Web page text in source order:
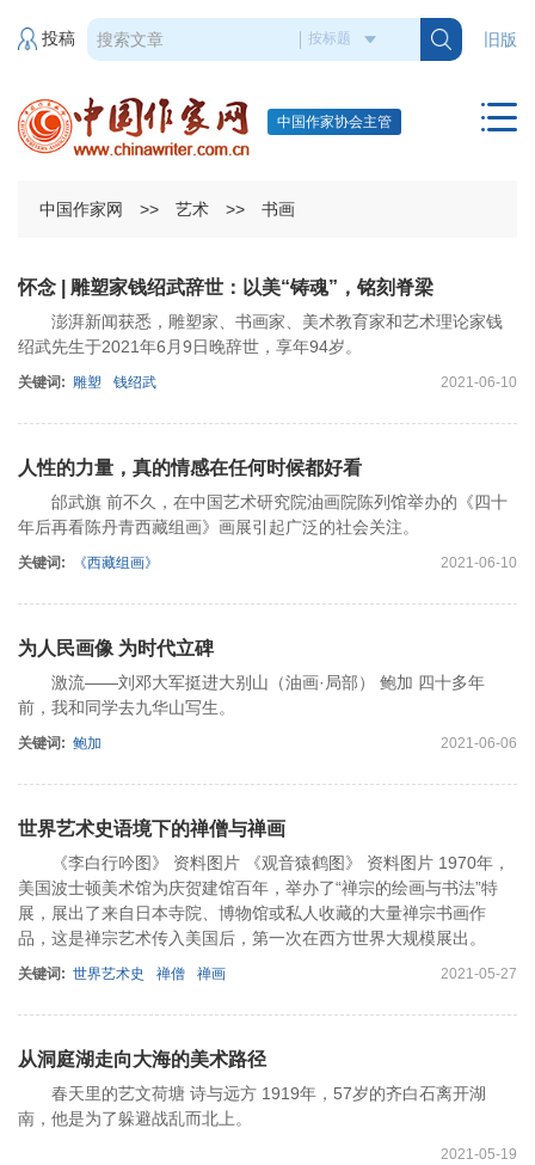
旧版
投稿
中国作家协会主管
中国作家网 >> 艺术 >> 书画
怀念 | 雕塑家钱绍武辞世：以美“铸魂”，铭刻脊梁
澎湃新闻获悉，雕塑家、书画家、美术教育家和艺术理论家钱
绍武先生于2021年6月9日晚辞世，享年94岁。
关键词: 雕塑 钱绍武 2021-06-10
人性的力量，真的情感在任何时候都好看
邰武旗 前不久，在中国艺术研究院油画院陈列馆举办的《四十
年后再看陈丹青西藏组画》画展引起广泛的社会关注。
关键词: 《西藏组画》 2021-06-10
为人民画像 为时代立碑
激流——刘邓大军挺进大别山（油画·局部） 鲍加 四十多年
前，我和同学去九华山写生。
关键词: 鲍加 2021-06-06
世界艺术史语境下的禅僧与禅画
《李白行吟图》 资料图片 《观音猿鹤图》 资料图片 1970年，
美国波士顿美术馆为庆贺建馆百年，举办了“禅宗的绘画与书法”特
展，展出了来自日本寺院、博物馆或私人收藏的大量禅宗书画作
品，这是禅宗艺术传入美国后，第一次在西方世界大规模展出。
关键词: 世界艺术史 禅僧 禅画 2021-05-27
从洞庭湖走向大海的美术路径
春天里的艺文荷塘 诗与远方 1919年，57岁的齐白石离开湖
南，他是为了躲避战乱而北上。
2021-05-19